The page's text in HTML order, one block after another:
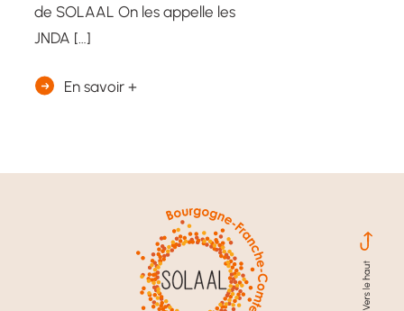
de SOLAAL On les appelle les
JNDA […]
En savoir +